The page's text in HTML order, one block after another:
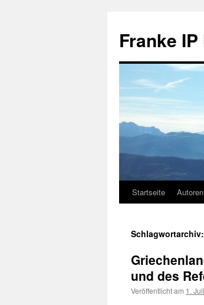
springen
Franke
Startseite Autoren
Schlagwortarchiv:
und des
Veröffentlicht am 1.